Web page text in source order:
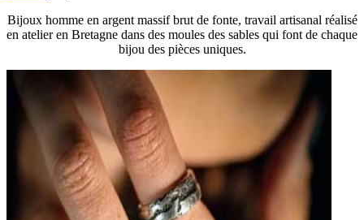
Bijoux homme en argent massif brut de fonte, travail artisanal réalisé
en atelier en Bretagne dans des moules des sables qui font de chaque
bijou des pièces uniques.